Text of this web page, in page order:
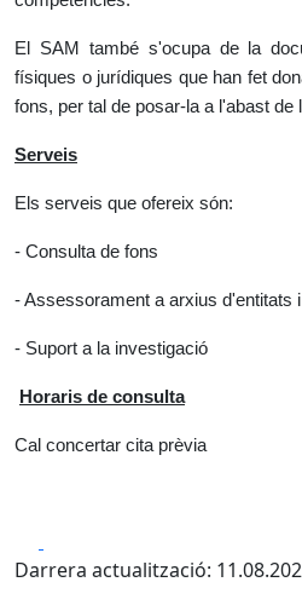
El SAM també s'ocupa de la
físiques o jurídiques que han fet
fons, per tal de posar-la a l'abast de
Serveis
Els serveis que ofereix són:
- Consulta de fons
- Assessorament a arxius d'entitats
- Suport a la investigació
Horaris de consulta
Cal concertar cita prèvia
Darrera actualització: